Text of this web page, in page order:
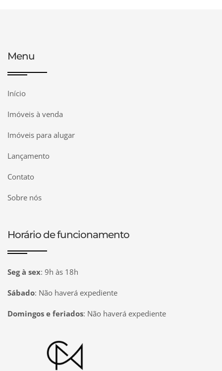
Menu
Início
Imóveis à venda
Imóveis para alugar
Lançamento
Contato
Sobre nós
Horário de funcionamento
Seg à sex: 9h às 18h
Sábado: Não haverá expediente
Domingos e feriados: Não haverá expediente
Página inicial